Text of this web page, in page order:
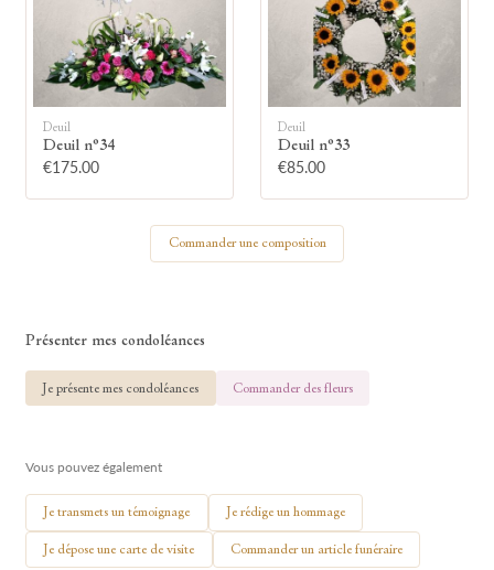
allumant symboliquement une bougie.
Votre prénom
Votre nom
🕯 Allumer ma bougie
Deuil
Deuil n°34
€175.00
Deuil
Deuil n°33
€85.00
Commander une composition
Présenter mes condoléances
Je présente mes condoléances Commander des fleurs
Vous pouvez également
Je transmets un témoignage Je rédige un hommage
Je dépose une carte de visite Commander un article funéraire